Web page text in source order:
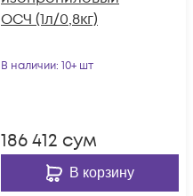
ОСЧ (1л/0,8кг)
В наличии: 10+ шт
186 412 сум
В корзину